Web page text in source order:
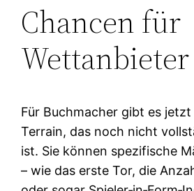
Chancen für
Wettanbieter
Für Buchmacher gibt es
Terrain, das noch nicht
ist. Sie können spezifische
– wie das erste Tor, die